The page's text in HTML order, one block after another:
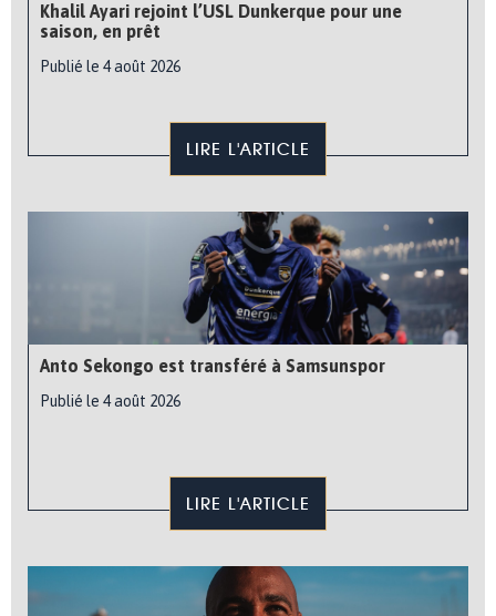
Khalil Ayari rejoint l’USL Dunkerque pour une
saison, en prêt
Publié le 4 août 2026
LIRE L'ARTICLE
Anto Sekongo est transféré à Samsunspor
Publié le 4 août 2026
LIRE L'ARTICLE